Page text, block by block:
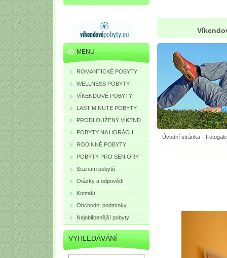
Úvodní stránka |
MENU
ROMANTICKÉ POBYTY
WELLNESS POBYTY
VÍKENDOVÉ POBYTY
LAST MINUTE POBYTY
PRODLOUŽENÝ VÍKEND
POBYTY NA HORÁCH
RODINNÉ POBYTY
POBYTY PRO SENIORY
Seznam pobytů
Otázky a odpovědi
Kontakt
Obchodní podmínky
Nejoblíbenější pobyty
VYHLEDÁVÁNÍ